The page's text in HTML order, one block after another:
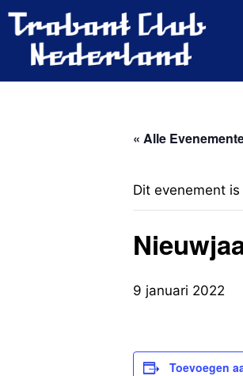
« Alle
Dit evenement
9 januari 2022
Toevoegen